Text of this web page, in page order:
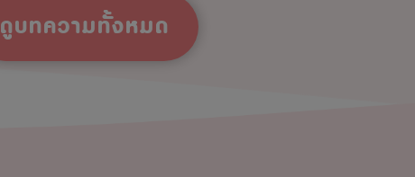
ดูบทความทั้งหมด